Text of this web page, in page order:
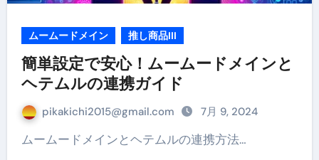
ムームードメイン 推し商品III
簡単設定で安心！ムームードメインと
ヘテムルの連携ガイド
pikakichi2015@gmail.com 7月 9, 2024
ムームードメインとヘテムルの連携方法…